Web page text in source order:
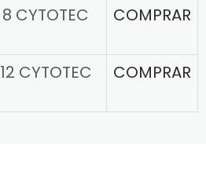
8 CYTOTEC COMPRAR
12 CYTOTEC COMPRAR